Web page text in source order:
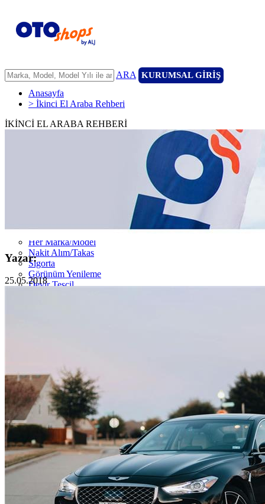
ARA KURUMSAL GİRİŞ
Garanti ve 7/24 Yol Yardımı
14 Günde Değişim
Her Marka/Model
Nakit Alım/Takas
Sigorta
Görünüm Yenileme
Devir Tescil
Anasayfa
> İkinci El Araba Rehberi
İKİNCİ EL ARABA REHBERİ
Yazar:
25.05.2018